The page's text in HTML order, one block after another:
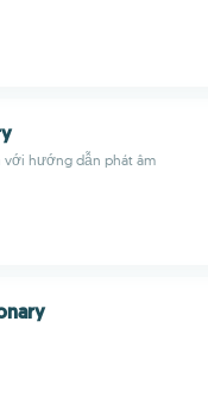
với hướng dẫn phát âm